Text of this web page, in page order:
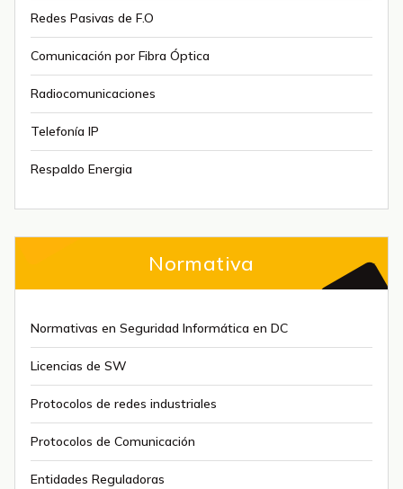
Redes Pasivas de F.O
Comunicación por Fibra Óptica
Radiocomunicaciones
Telefonía IP
Respaldo Energia
Normativa
Normativas en Seguridad Informática en DC
Licencias de SW
Protocolos de redes industriales
Protocolos de Comunicación
Entidades Reguladoras